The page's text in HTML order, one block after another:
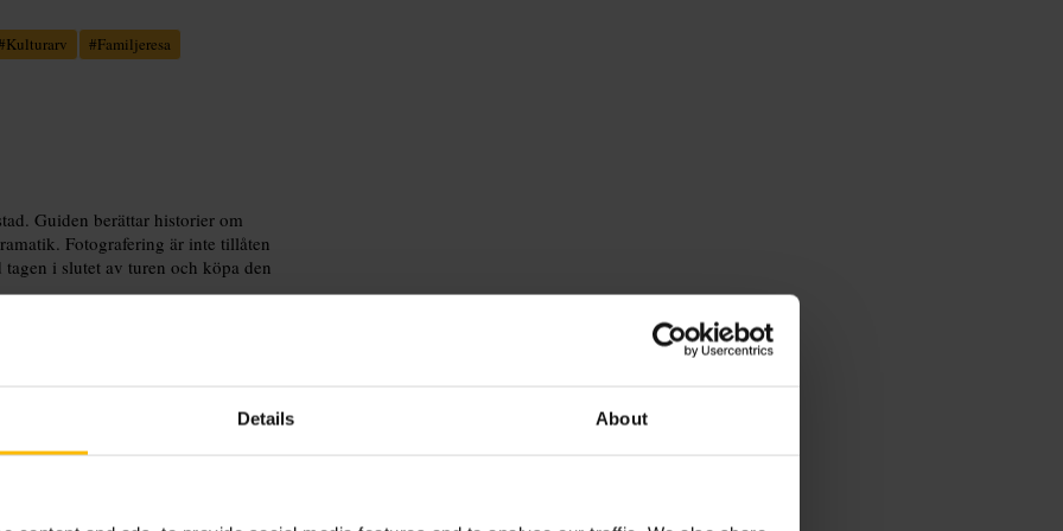
Details About
Kulturarv #Familjeresa
Guiden berättar historier om
Fotografering är inte tillåten
i slutet av turen och köpa den
före utsatt tid. Ha varma kläder
golv. Fotografering inne är
du har begränsad rörlighet,